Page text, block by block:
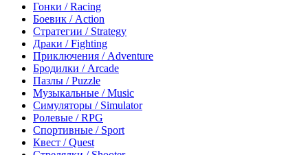
Гонки / Racing
Боевик / Action
Стратегии / Strategy
Драки / Fighting
Приключения / Adventure
Бродилки / Arcade
Пазлы / Puzzle
Музыкальные / Music
Симуляторы / Simulator
Ролевые / RPG
Спортивные / Sport
Квест / Quest